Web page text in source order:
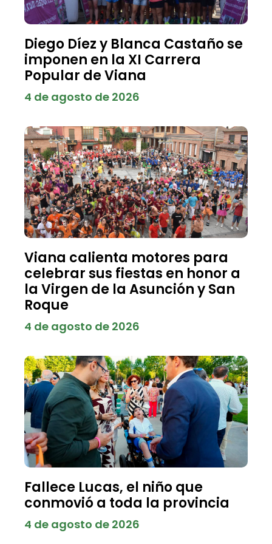
Diego Díez y Blanca Castaño se
imponen en la XI Carrera
Popular de Viana
4 de agosto de 2026
Viana calienta motores para
celebrar sus fiestas en honor a
la Virgen de la Asunción y San
Roque
4 de agosto de 2026
Fallece Lucas, el niño que
conmovió a toda la provincia
4 de agosto de 2026